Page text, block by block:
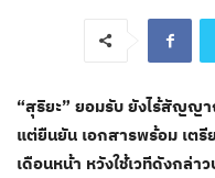
“สุริยะ” ยอมรับ ยังไร้สัญญ
แต่ยืนยัน เอกสารพร้อม เตรี
เดือนหน้า หวังใช้เวทีดังกล่า